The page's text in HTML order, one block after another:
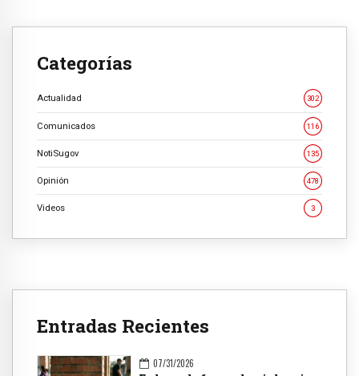
Categorías
Actualidad 302
Comunicados 116
NotiSugov 135
Opinión 478
Videos 3
Entradas Recientes
07/31/2026